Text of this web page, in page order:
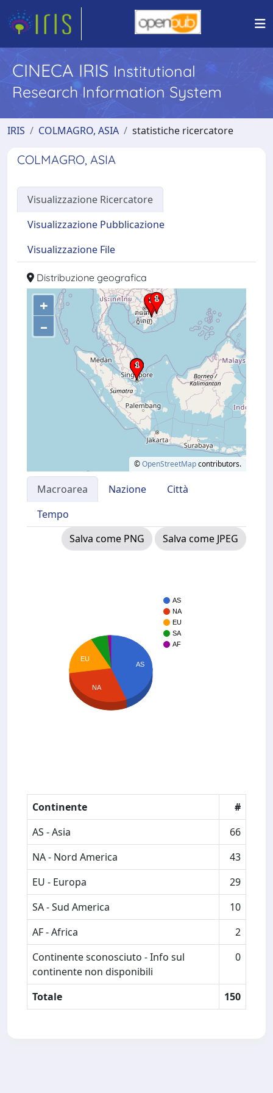
CINECA IRIS Institutional
Research Information System
IRIS COLMAGRO, ASIA statistiche ricercatore
COLMAGRO, ASIA
Visualizzazione Ricercatore
Visualizzazione Pubblicazione
Visualizzazione File
Distribuzione geografica
+
–
©OpenStreetMapcontributors.
Macroarea Nazione
Città
Tempo
Salva come PNG
Salva come JPEG
AS
NA
EU
SA
AF
AS
EU
NA
Continente
#
AS - Asia
66
NA - Nord America
43
EU - Europa
29
SA - Sud America
10
AF - Africa
2
Continente sconosciuto - Info sul
continente non disponibili
0
Totale 150